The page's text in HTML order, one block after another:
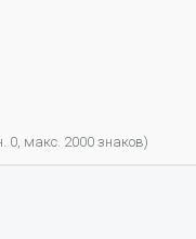
0, макс. 2000 знаков)